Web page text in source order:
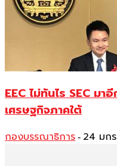
EEC ไม่ทันไร SEC มา
เศรษฐกิจภาคใต้
กองบรรณาธิการ - 24 มก